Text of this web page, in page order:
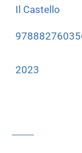
Il Castello
2023